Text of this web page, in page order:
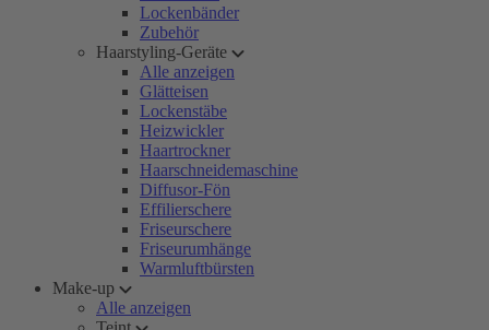
Lockenbänder
Zubehör
Haarstyling-Geräte
Alle anzeigen
Glätteisen
Lockenstäbe
Heizwickler
Haartrockner
Haarschneidemaschine
Diffusor-Fön
Effilierschere
Friseurschere
Friseurumhänge
Warmluftbürsten
Make-up
Alle anzeigen